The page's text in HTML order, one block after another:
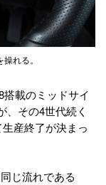
れる。
載のミッドサイ
、その4世代続く
産終了が決まっ
じ流れである